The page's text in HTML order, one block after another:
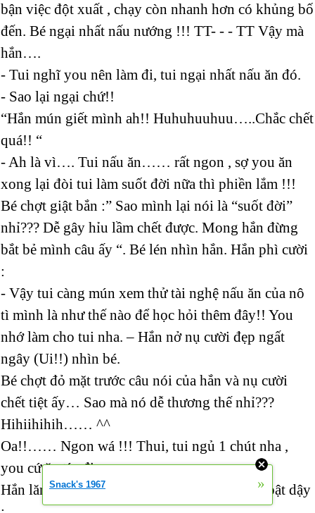
bận việc đột xuất , chạy còn nhanh hơn có khủng bố
đến. Bé ngại nhất nấu nướng !!! TT- - - TT Vậy mà
hắn….
- Tui nghĩ you nên làm đi, tui ngại nhất nấu ăn đó.
- Sao lại ngại chứ!!
“Hắn mún giết mình ah!! Huhuhuuhuu…..Chắc chết
quá!! “
- Ah là vì…. Tui nấu ăn…… rất ngon , sợ you ăn
xong lại đòi tui làm suốt đời nữa thì phiền lắm !!!
Bé chợt giật bắn :” Sao mình lại nói là “suốt đời”
nhỉ??? Dễ gây hỉu lầm chết được. Mong hắn đừng
bắt bẻ mình câu ấy “. Bé lén nhìn hắn. Hắn phì cười
:
- Vậy tui càng mún xem thử tài nghệ nấu ăn của nô
tì mình là như thế nào để học hỏi thêm đây!! You
nhớ làm cho tui nha. – Hắn nở nụ cười đẹp ngất
ngây (Ui!!) nhìn bé.
Bé chợt đỏ mặt trước câu nói của hắn và nụ cười
chết tiệt ấy… Sao mà nó dễ thương thế nhỉ???
Hihiihihih…… ^^
Oa!!…… Ngon wá !!! Thui, tui ngủ 1 chút nha ,
you cứ ăn típ đi.
Hắn lăn đùng ra đất, thiếp đi. Chợt hắn ngồi bật dậy
Snack's 1967 »